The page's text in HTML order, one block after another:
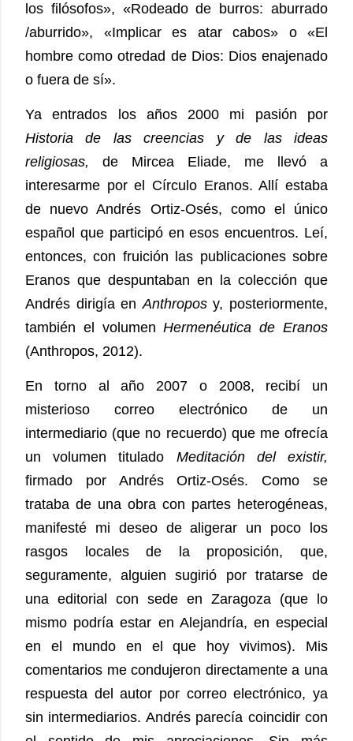
los filósofos», «Rodeado de burros: aburrado
/aburrido», «Implicar es atar cabos» o «El
hombre como otredad de Dios: Dios enajenado
o fuera de sí».
Ya entrados los años 2000 mi pasión por
Historia de las creencias y de las ideas
religiosas, de Mircea Eliade, me llevó a
interesarme por el Círculo Eranos. Allí estaba
de nuevo Andrés Ortiz-Osés, como el único
español que participó en esos encuentros. Leí,
entonces, con fruición las publicaciones sobre
Eranos que despuntaban en la colección que
Andrés dirigía enAnthroposy, posteriormente,
también el volumenHermenéutica de Eranos
(Anthropos, 2012).
En torno al año 2007 o 2008, recibí un
misterioso correo electrónico de un
intermediario (que no recuerdo) que me ofrecía
un volumen titulado Meditación del existir,
firmado por Andrés Ortiz-Osés. Como se
trataba de una obra con partes heterogéneas,
manifesté mi deseo de aligerar un poco los
rasgos locales de la proposición, que,
seguramente, alguien sugirió por tratarse de
una editorial con sede en Zaragoza (que lo
mismo podría estar en Alejandría, en especial
en el mundo en el que hoy vivimos). Mis
comentarios me condujeron directamente a una
respuesta del autor por correo electrónico, ya
sin intermediarios. Andrés parecía coincidir con